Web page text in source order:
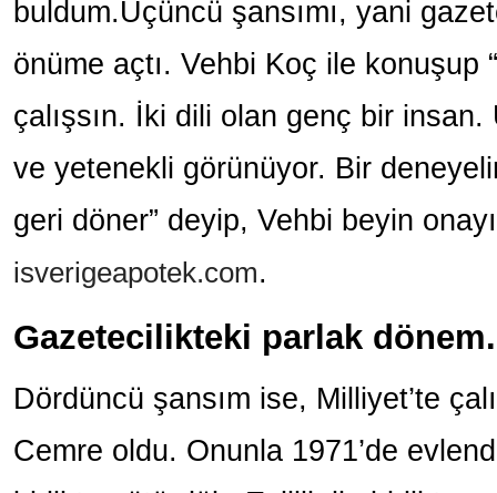
buldum.Üçüncü şansımı, yani
önüme açtı. Vehbi Koç ile konuşup
çalışsın. İki dili olan genç bir
ve yetenekli görünüyor. Bir
geri döner” deyip, Vehbi beyin
isverigeapotek.com.
Gazetecilikteki parlak
Dördüncü şansım ise, Milliyet’te
Cemre oldu. Onunla 1971’de